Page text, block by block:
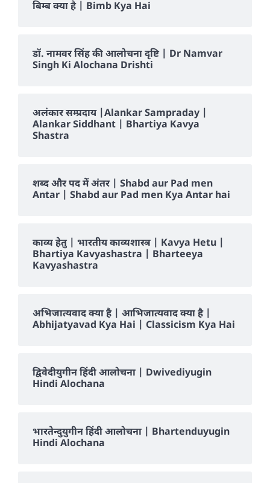
बिम्ब क्या है | Bimb Kya Hai
डॉ. नामवर सिंह की आलोचना दृष्टि | Dr Namvar
Singh Ki Alochana Drishti
अलंकार सम्प्रदाय |Alankar Sampraday |
Alankar Siddhant | Bhartiya Kavya
Shastra
शब्द और पद में अंतर | Shabd aur Pad men
Antar | Shabd aur Pad men Kya Antar hai
काव्य हेतु | भारतीय काव्यशास्त्र | Kavya Hetu |
Bhartiya Kavyashastra | Bharteeya
Kavyashastra
अभिजात्यवाद क्या है | आभिजात्यवाद क्या है |
Abhijatyavad Kya Hai | Classicism Kya Hai
द्विवेदीयुगीन हिंदी आलोचना | Dwivediyugin
Hindi Alochana
भारतेन्दुयुगीन हिंदी आलोचना | Bhartenduyugin
Hindi Alochana